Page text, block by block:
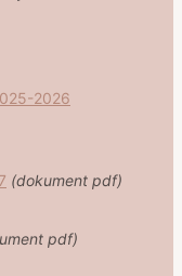
2026
(dokument pdf)
pdf)